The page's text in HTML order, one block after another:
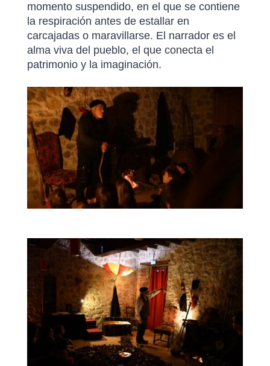
momento suspendido, en el que se contiene
la respiración antes de estallar en
carcajadas o maravillarse. El narrador es el
alma viva del pueblo, el que conecta el
patrimonio y la imaginación.